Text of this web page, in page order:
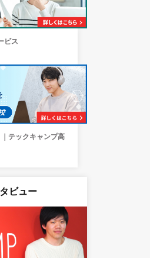
ビス
テックキャンプ高
ビュー